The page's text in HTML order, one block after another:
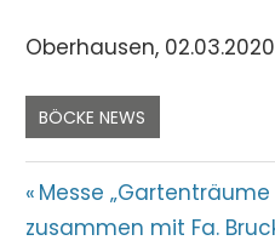
Oberhausen, 02.03.2020
BÖCKE NEWS
Vorheriger
Beitrag:
Messe „Gartenträume
zusammen mit Fa.